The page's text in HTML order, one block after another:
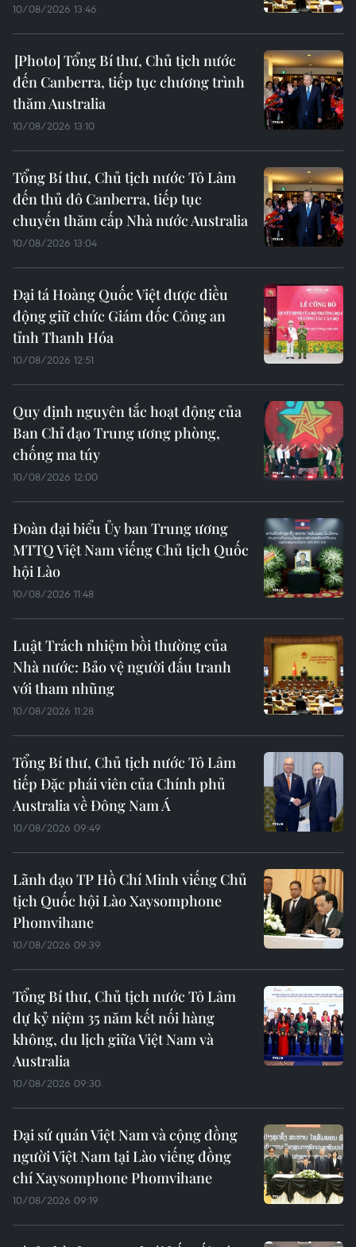
10/08/2026 13:46
Tổng Bí thư, Chủ tịch nước
đến Canberra, tiếp tục chương trình
thăm Australia
10/08/2026 13:10
Tổng Bí thư, Chủ tịch nước Tô Lâm
đến thủ đô Canberra, tiếp tục
chuyến thăm cấp Nhà nước Australia
10/08/2026 13:04
Đại tá Hoàng Quốc Việt được điều
động giữ chức Giám đốc Công an
tỉnh Thanh Hóa
10/08/2026 12:51
Quy định nguyên tắc hoạt động của
Ban Chỉ đạo Trung ương phòng,
chống ma túy
10/08/2026 12:00
Đoàn đại biểu Ủy ban Trung ương
MTTQ Việt Nam viếng Chủ tịch Quốc
hội Lào
10/08/2026 11:48
Luật Trách nhiệm bồi thường của
Nhà nước: Bảo vệ người đấu tranh
với tham nhũng
10/08/2026 11:28
Tổng Bí thư, Chủ tịch nước Tô Lâm
tiếp Đặc phái viên của Chính phủ
Australia về Đông Nam Á
10/08/2026 09:49
Lãnh đạo TP Hồ Chí Minh viếng Chủ
tịch Quốc hội Lào Xaysomphone
Phomvihane
10/08/2026 09:39
Tổng Bí thư, Chủ tịch nước Tô Lâm
dự kỷ niệm 35 năm kết nối hàng
không, du lịch giữa Việt Nam và
Australia
10/08/2026 09:30
Đại sứ quán Việt Nam và cộng đồng
người Việt Nam tại Lào viếng đồng
chí Xaysomphone Phomvihane
10/08/2026 09:19